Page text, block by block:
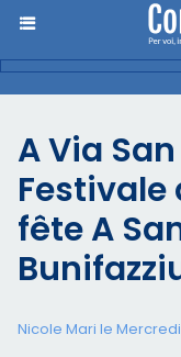
A Via
Festivale
fête A
Nicole Mari le